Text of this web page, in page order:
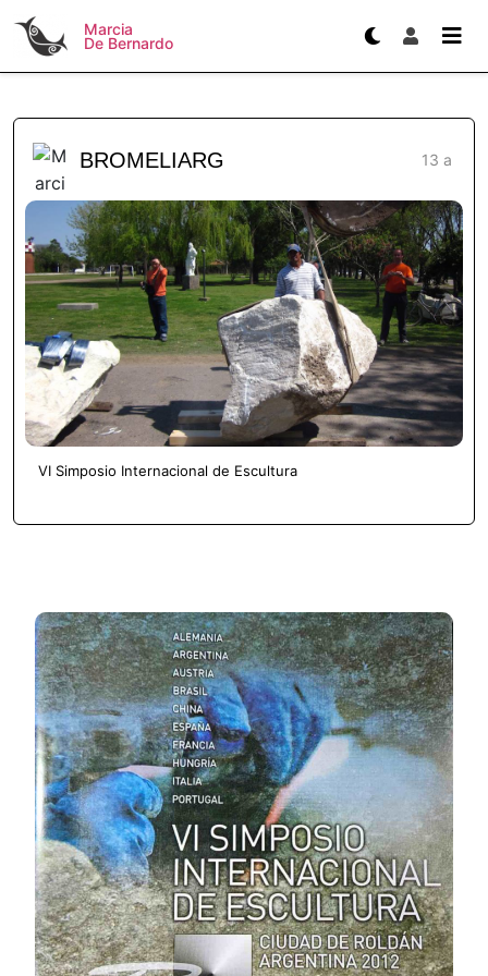
Marcia
De Bernardo
BROMELIARG 13 a
VI Simposio Internacional de Escultura